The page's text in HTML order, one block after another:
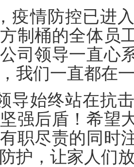
疫情防控已进
制桶的全体员
司领导一直心
我们一直都在
导始终站在抗
强后盾！希望
职尽责的同时
护，让家人们